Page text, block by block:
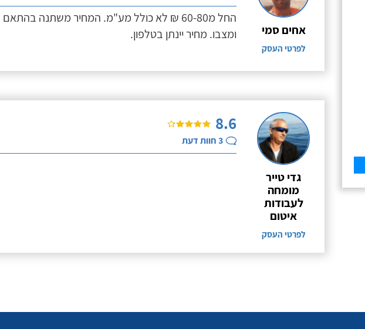
אחים סמי
לפרטי העסק
החל מ60-80 ₪ לא כולל מע"מ. המחיר משתנה
ומצבו. מחיר יינתן בטלפון.
גדי טייר
מומחה
לעבודות
איטום
לפרטי העסק
8.6
3חוות דעת